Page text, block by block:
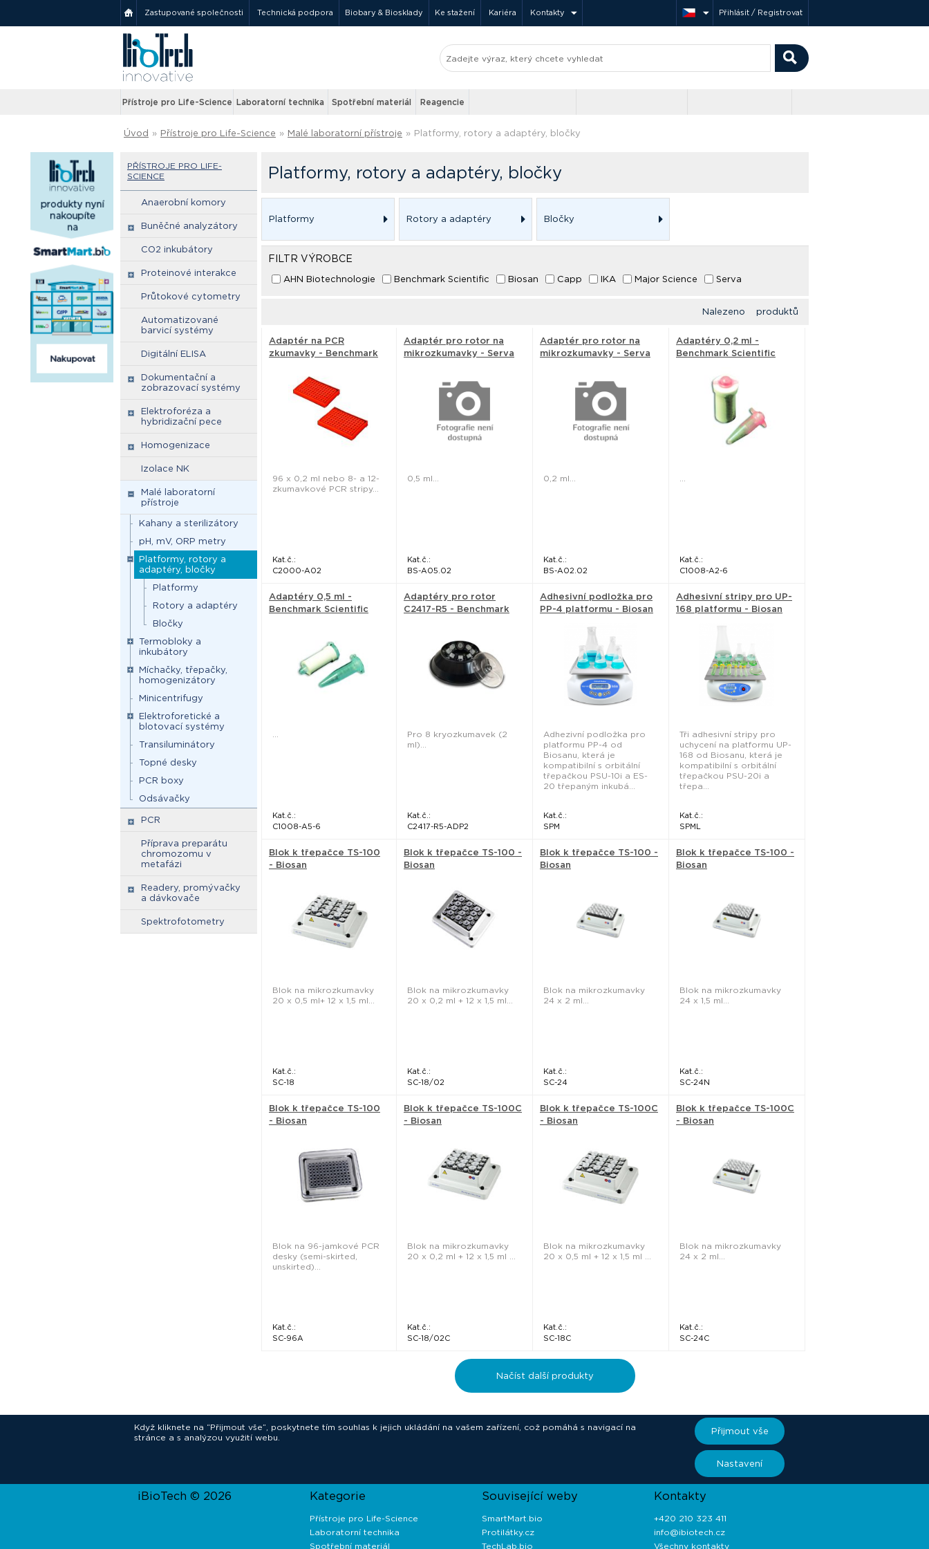
Zastupované společnosti Technická podpora Biobary & Biosklady Ke stažení Kariéra Kontakty Přihlásit / Registrovat
Přístroje pro Life-Science Laboratorní technika Spotřební materiál Reagencie
Úvod » Přístroje pro Life-Science » Malé laboratorní přístroje » Platformy, rotory a adaptéry, bločky
PŘÍSTROJE PRO LIFE-
SCIENCE
Anaerobní komory
Buněčné analyzátory
CO2 inkubátory
Proteinové interakce
Průtokové cytometry
Automatizované
barvicí systémy
Digitální ELISA
Dokumentační a
zobrazovací systémy
Elektroforéza a
hybridizační pece
Homogenizace
Izolace NK
Malé laboratorní
přístroje
Kahany a sterilizátory
pH, mV, ORP metry
Platformy, rotory a
adaptéry, bločky
Platformy
Rotory a adaptéry
Bločky
Termobloky a
inkubátory
Míchačky, třepačky,
homogenizátory
Minicentrifugy
Elektroforetické a
blotovací systémy
Transiluminátory
Topné desky
PCR boxy
Odsávačky
PCR
Příprava preparátu
chromozomu v
metafázi
Readery, promývačky
a dávkovače
Spektrofotometry
Platformy, rotory a adaptéry, bločky
Platformy Rotory a adaptéry Bločky
FILTR VÝROBCE
AHN Biotechnologie Benchmark Scientific Biosan Capp IKA Major Science Serva
Nalezeno produktů
Adaptér na PCR
zkumavky - Benchmark
96 x 0,2 ml nebo 8- a 12-
zkumavkové PCR stripy...
Kat.č.:
C2000-A02
Adaptér pro rotor na
mikrozkumavky - Serva
0,5 ml...
Kat.č.:
BS-A05.02
Adaptér pro rotor na
mikrozkumavky - Serva
0,2 ml...
Kat.č.:
BS-A02.02
Adaptéry 0,2 ml -
Benchmark Scientific
...
Kat.č.:
C1008-A2-6
Adaptéry 0,5 ml -
Benchmark Scientific
...
Kat.č.:
C1008-A5-6
Adaptéry pro rotor
C2417-R5 - Benchmark
Pro 8 kryozkumavek (2
ml)...
Kat.č.:
C2417-R5-ADP2
Adhesivní podložka pro
PP-4 platformu - Biosan
Adhezivní podložka pro
platformu PP-4 od
Biosanu, která je
kompatibilní s orbitální
třepačkou PSU-10i a ES-
20 třepaným inkubá...
Kat.č.:
SPM
Adhesivní stripy pro UP-
168 platformu - Biosan
Tři adhesivní stripy pro
uchycení na platformu UP-
168 od Biosanu, která je
kompatibilní s orbitální
třepačkou PSU-20i a
třepa...
Kat.č.:
SPML
Blok k třepačce TS-100
- Biosan
Blok na mikrozkumavky
20 x 0,5 ml+ 12 x 1,5 ml...
Kat.č.:
SC-18
Blok k třepačce TS-100 -
Biosan
Blok na mikrozkumavky
20 x 0,2 ml + 12 x 1,5 ml...
Kat.č.:
SC-18/02
Blok k třepačce TS-100 -
Biosan
Blok na mikrozkumavky
24 x 2 ml...
Kat.č.:
SC-24
Blok k třepačce TS-100 -
Biosan
Blok na mikrozkumavky
24 x 1,5 ml...
Kat.č.:
SC-24N
Blok k třepačce TS-100
- Biosan
Blok na 96-jamkové PCR
desky (semi-skirted,
unskirted)...
Kat.č.:
SC-96A
Blok k třepačce TS-100C
- Biosan
Blok na mikrozkumavky
20 x 0,2 ml + 12 x 1,5 ml ...
Kat.č.:
SC-18/02C
Blok k třepačce TS-100C
- Biosan
Blok na mikrozkumavky
20 x 0,5 ml + 12 x 1,5 ml ...
Kat.č.:
SC-18C
Blok k třepačce TS-100C
- Biosan
Blok na mikrozkumavky
24 x 2 ml...
Kat.č.:
SC-24C
Načíst další produkty
Když kliknete na “Přijmout vše”, poskytnete tím souhlas k jejich ukládání na vašem zařízení, což pomáhá s navigací na
stránce a s analýzou využití webu.
Přijmout vše
Nastavení
iBioTech © 2026 Kategorie
Přístroje pro Life-Science
Laboratorní technika
Spotřební materiál
Související weby
SmartMart.bio
Protilátky.cz
TechLab.bio
Kontakty
+420 210 323 411
info@ibiotech.cz
Všechny kontakty